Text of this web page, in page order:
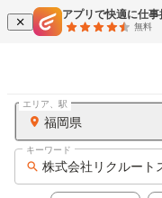
アプリで快適に仕事
無料
福岡県
エリア、駅
株式会社リクルート
キーワード